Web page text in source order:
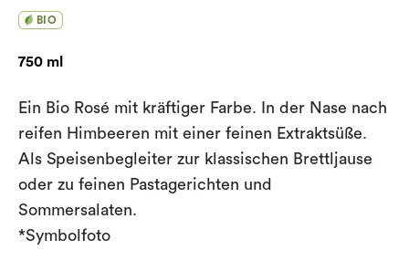
BIO
750 ml
Ein Bio Rosé mit kräftiger Farbe. In der Nase nach
reifen Himbeeren mit einer feinen Extraktsüße.
Als Speisenbegleiter zur klassischen Brettljause
oder zu feinen Pastagerichten und
Sommersalaten.
*Symbolfoto